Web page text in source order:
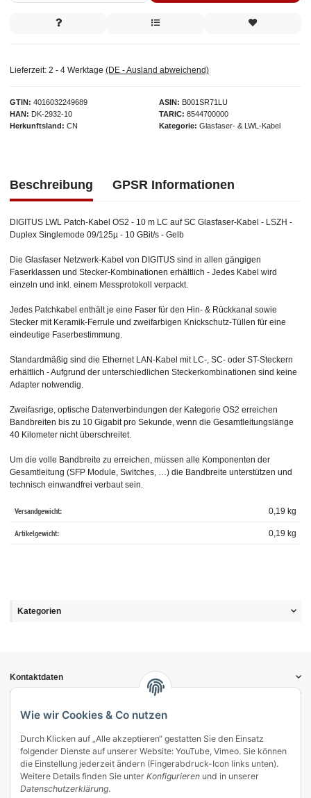
Wie wir Cookies & Co nutzen
Durch Klicken auf „Alle akzeptieren“ gestatten Sie den Einsatz
folgender Dienste auf unserer Website: YouTube, Vimeo. Sie können
die Einstellung jederzeit ändern (Fingerabdruck-Icon links unten).
Weitere Details finden Sie unter Konfigurieren und in unserer
Datenschutzerklärung.
GTIN 4016032249689
HAN
DK-2932-10
Herkunftsland
CN
ASIN
B001SR71LU
TARIC
8544700000
Kategorie
Glasfaser- & LWL-Kabel
Lieferzeit: 2 - 4 Werktage (DE - Ausland abweichend)
Beschreibung GPSR Informationen
DIGITUS LWL Patch-Kabel OS2 - 10 m LC auf SC Glasfaser-Kabel - LSZH -
Duplex Singlemode 09/125µ - 10 GBit/s - Gelb
Die Glasfaser Netzwerk-Kabel von DIGITUS sind in allen gängigen
Faserklassen und Stecker-Kombinationen erhältlich - Jedes Kabel wird
einzeln und inkl. einem Messprotokoll verpackt.
Jedes Patchkabel enthält je eine Faser für den Hin- & Rückkanal sowie
Stecker mit Keramik-Ferrule und zweifarbigen Knickschutz-Tüllen für eine
eindeutige Faserbestimmung.
Standardmäßig sind die Ethernet LAN-Kabel mit LC-, SC- oder ST-Steckern
erhältlich - Aufgrund der unterschiedlichen Steckerkombinationen sind keine
Adapter notwendig.
Zweifasrige, optische Datenverbindungen der Kategorie OS2 erreichen
Bandbreiten bis zu 10 Gigabit pro Sekunde, wenn die Gesamtleitungslänge
40 Kilometer nicht überschreitet.
Um die volle Bandbreite zu erreichen, müssen alle Komponenten der
Gesamtleitung (SFP Module, Switches, …) die Bandbreite unterstützen und
technisch einwandfrei verbaut sein.
Versandgewicht: 0,19 kg
Artikelgewicht: 0,19 kg
Kategorien
Kontaktdaten
Informationen
Gesetzliche Informationen
Vertrag widerrufen
Zahlung & Versand
Mein Kundenkonto
Streitschlichtung